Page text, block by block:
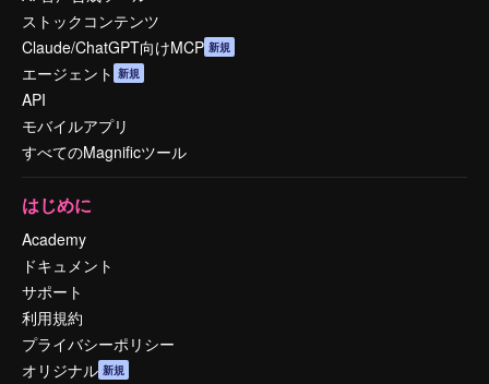
ストックコンテンツ
Claude/ChatGPT向けMCP 新規
エージェント 新規
API
モバイルアプリ
すべてのMagnificツール
はじめに
Academy
ドキュメント
サポート
利用規約
プライバシーポリシー
オリジナル 新規